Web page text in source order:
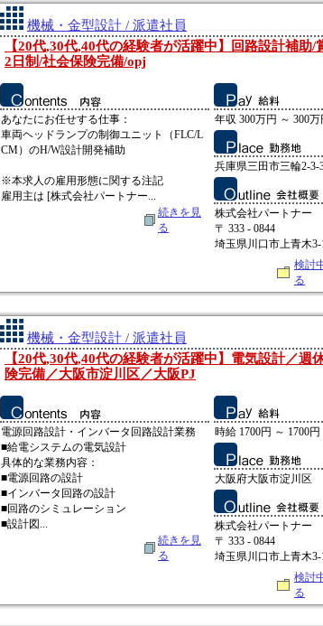
機械・金型設計 / 派遣社員
【20代,30代,40代の経験者が活躍中】回路設計補助/
2日制/社会保険完備/opj
あなたにお任せする仕事：
車両ヘッドランプの制御ユニット（FLC/L
CM）のH/W設計開発補助
※本求人の雇用形態に関する注記
雇用主は [株式会社パートナー...
続きを見
る
年収 300万円 ～ 300万
兵庫県三田市三輪2-3-
株式会社パートナー
〒 333 - 0844
埼玉県川口市上青木3-
検討
る
機械・金型設計 / 派遣社員
【20代,30代,40代の経験者が活躍中】電気設計／週
険完備／大阪市淀川区／大阪PJ
電源回路設計・インバータ回路設計業務
■給電システムの電気設計
具体的な業務内容：
■電源回路の設計
■インバータ回路の設計
■回路のシミュレーション
■設計図...
続きを見
る
時給 1700円 ～ 1700円
大阪府大阪市淀川区
株式会社パートナー
〒 333 - 0844
埼玉県川口市上青木3-
検討
る